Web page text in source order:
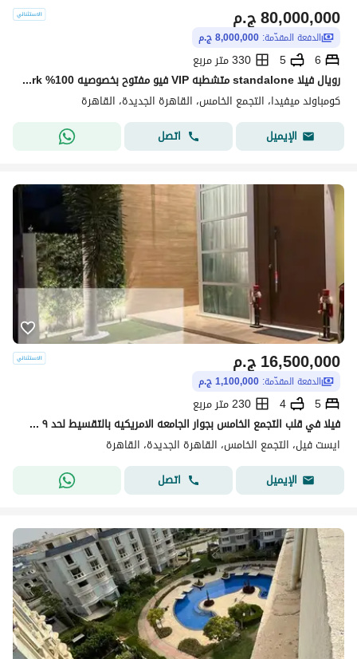
ج.م80,000,000
الدفعة المقدّمة: 8,000,000 ج.م
6
5
330 متر مربع
رويال فيلا standalone متشطبه VIP فيو مفتوح بخصوصيه 100% hyde park بجوار mivida & mountain view & palm hills
كومباوند ميفيدا، التجمع الخامس، القاهرة الجديدة، القاهرة
الإيميل
اتصل
ج.م16,500,000
الدفعة المقدّمة: 1,100,000 ج.م
5
4
230 متر مربع
فيلا في قلب التجمع الخامس بجوار الجامعه الامريكيه بالتقسيط لحد ٩ سنين
ايست فيل، التجمع الخامس، القاهرة الجديدة، القاهرة
الإيميل
اتصل